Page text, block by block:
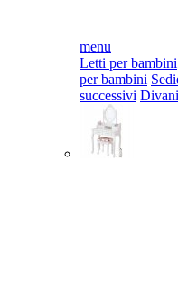
menu
Letti per bambini
per bambini
successivi